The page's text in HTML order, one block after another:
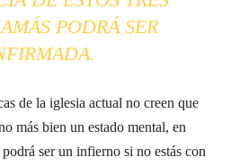
PODRÁ SER
de la iglesia actual no creen que
más bien un estado mental, en
ser un infierno si no estás con